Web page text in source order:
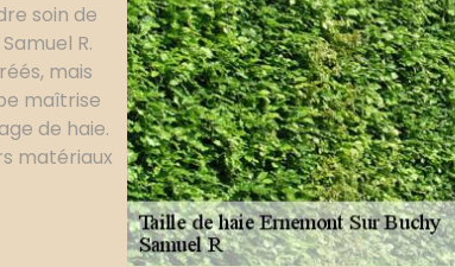
soin de
R.
mais
maîtrise
de haie.
matériaux